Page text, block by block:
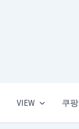
VIEW 쿠팡